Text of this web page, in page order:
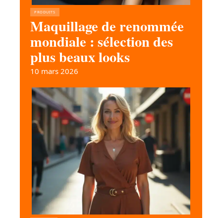
PRODUITS
Maquillage de renommée
mondiale : sélection des
plus beaux looks
10 mars 2026